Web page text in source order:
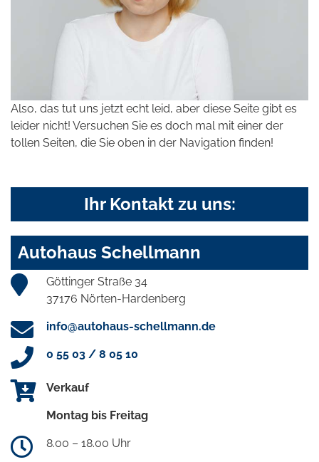
Also, das tut uns jetzt echt leid, aber diese Seite gibt es
leider nicht! Versuchen Sie es doch mal mit einer der
tollen Seiten, die Sie oben in der Navigation finden!
Ihr Kontakt zu uns:
Autohaus Schellmann
Göttinger Straße 34
37176 Nörten-Hardenberg
info@autohaus-schellmann.de
0 55 03 / 8 05 10
Verkauf
Montag bis Freitag
8.00 – 18.00 Uhr